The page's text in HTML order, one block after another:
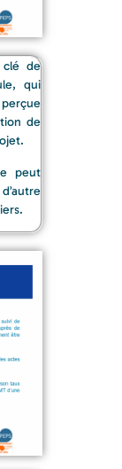
de
qui
de
peut